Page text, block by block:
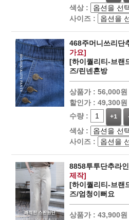
색상 :
사이즈 :
468주머니쓰리단
가요]
[하이퀄리티-브랜
즈/린넨혼방
상품가 : 56,000원
할인가 : 49,300원
수량 :
+1
색상 :
사이즈 :
8858투투단추라
제작]
[하이퀄리티-브랜
즈/엄청이뻐요
상품가 : 43,900원